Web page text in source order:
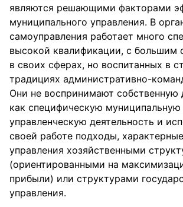
являются решающими факторами
муниципального управления. В
самоуправления работает много
высокой квалификации, с большим
в своих сферах, но воспитанных в
традициях административно-
Они не воспринимают собственную
как специфическую муниципальную
управленческую деятельность и
своей работе подходы,
управления хозяйственными
(ориентированными на
прибыли) или структурами
управления.